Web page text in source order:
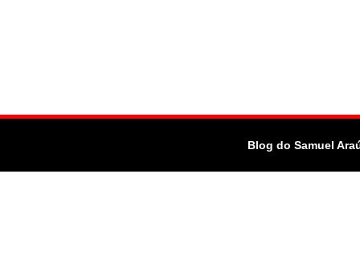
Blog do Samuel